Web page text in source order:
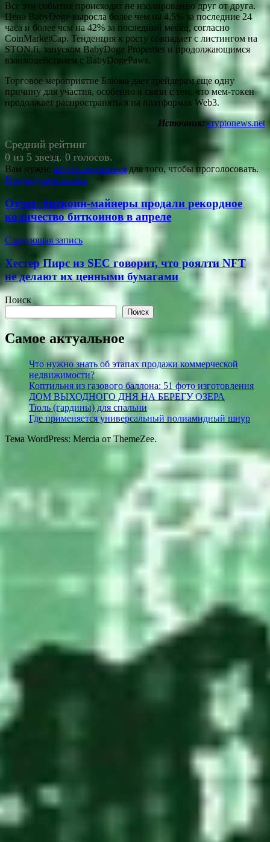
Все эти события происходят не изолированно друг от друга.
Цена BabyDoge выросла более чем на 4,5% за последние 24
часа и более чем на 42% за последний месяц, согласно
CoinMarketCap. Тенденция к росту совпадает с листингом на
STON.fi, запуском BabyDoge Properties и продолжающимся
взаимодействием с BabyDogePaws.
Торговое мероприятие Блюма дает трейдерам еще одну
причину для участия, особенно в связи с тем, что мем-токен
продолжает распространяться на платформах Web3.
Источник: cryptonews.net
Средний рейтинг
0 из 5 звезд. 0 голосов.
Вам нужно авторизироваться для того, чтобы проголосовать.
Навигация
по
записям
Предыдущая запись
Отчет: биткоин-майнеры продали рекордное
количество биткоинов в апреле
Следующая запись
Хестер Пирс из SEC говорит, что роялти NFT
не делают их ценными бумагами
Поиск
Поиск
Самое актуальное
Что нужно знать об этапах продажи коммерческой
недвижимости?
Коптильня из газового баллона: 51 фото изготовления
ДОМ ВЫХОДНОГО ДНЯ НА БЕРЕГУ ОЗЕРА
Тюль (гардины) для спальни
Где применяется универсальный полиамидный шнур
Тема WordPress: Mercia от ThemeZee.